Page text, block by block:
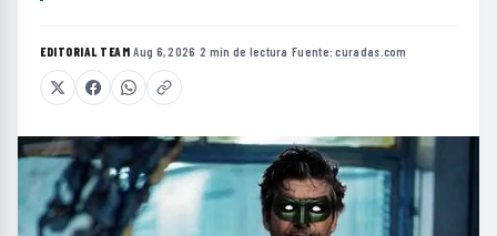
EDITORIAL TEAM·Aug 6, 2026 ·2 min de lectura ·Fuente:curadas.com